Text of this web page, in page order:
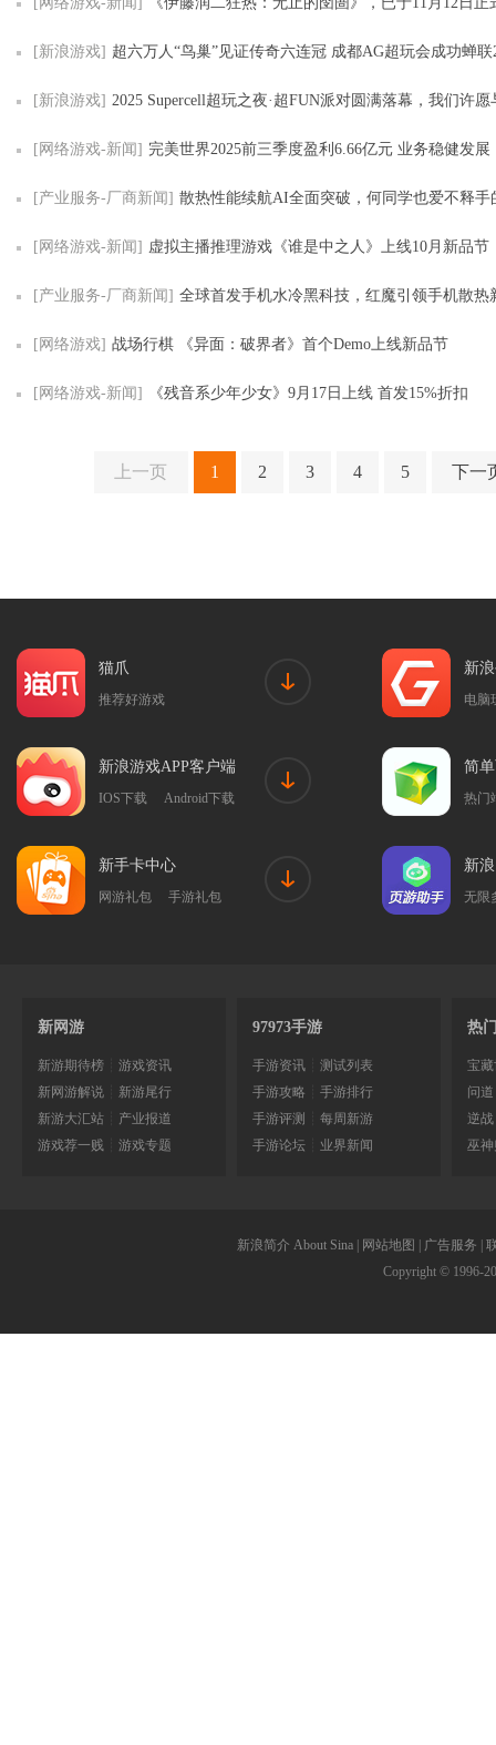
[新浪游戏] 超六万人“鸟巢”见证传奇六连冠 成都AG超玩会成功蝉联2025KPL年
[新浪游戏] 2025 Supercell超玩之夜·超FUN派对圆满落幕，我们许愿与玩家共赴
[网络游戏-新闻] 完美世界2025前三季度盈利6.66亿元 业务稳健发展
[产业服务-厂商新闻] 散热性能续航AI全面突破，何同学也爱不释手的红魔
[网络游戏-新闻] 虚拟主播推理游戏《谁是中之人》上线10月新品节
[产业服务-厂商新闻] 全球首发手机水冷黑科技，红魔引领手机散热
[网络游戏] 战场行棋 《异面：破界者》首个Demo上线新品节
[网络游戏-新闻] 《残音系少年少女》9月17日上线 首发15%折扣
上一页 1 2 3 4 5 下一
猫爪
推荐好游戏
新浪游戏APP客户端
IOS下载 Android下载
新手卡中心
网游礼包 手游礼包
新
电脑
简
热门
新
无限
新网游
新游期待榜
游戏资讯
新网游解说
新游尾行
新游大汇站
产业报道
游戏荐一贱
游戏专题
97973手游
手游资讯
测试列表
手游攻略
手游排行
手游评测
每周新游
手游论坛
业界新闻
热
宝
问道
逆战
巫
新浪简介 About Sina 网站地图 广告服务
Copyright © 1996-